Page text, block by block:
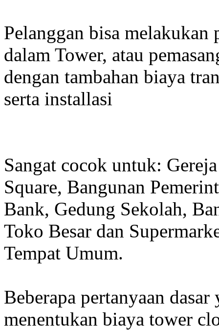
Pelanggan bisa melakukan
dalam Tower, atau
dengan tambahan biaya
serta installasi
Sangat cocok untuk:
Square, Bangunan
Bank, Gedung Sekolah,
Toko Besar dan
Tempat Umum.
Beberapa pertanyaan
menentukan biaya tower